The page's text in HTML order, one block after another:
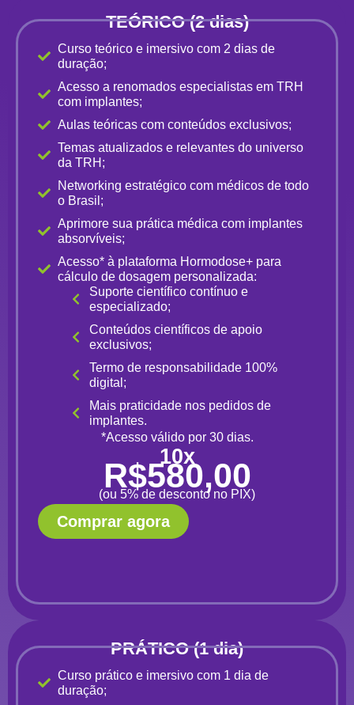
TEÓRICO (2 dias)
Curso teórico e imersivo com 2 dias de
duração;
Acesso a renomados especialistas em TRH
com implantes;
Aulas teóricas com conteúdos exclusivos;
Temas atualizados e relevantes do universo
da TRH;
Networking estratégico com médicos de todo
o Brasil;
Aprimore sua prática médica com implantes
absorvíveis;
Acesso* à plataforma Hormodose+ para
cálculo de dosagem personalizada:
Suporte científico contínuo e
especializado;
Conteúdos científicos de apoio
exclusivos;
Termo de responsabilidade 100%
digital;
Mais praticidade nos pedidos de
implantes.
*Acesso válido por 30 dias.
10x
R$580,00
(ou 5% de desconto no PIX)
Comprar agora
PRÁTICO (1 dia)
Curso prático e imersivo com 1 dia de
duração;